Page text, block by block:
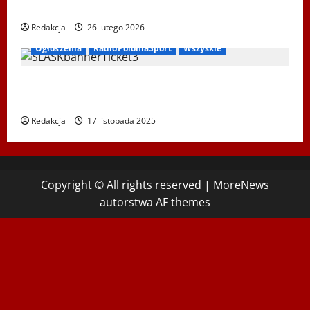
Redakcja
26 lutego 2026
Ogłoszenia
RadioPoloniaSport Wszyskie
Redakcja 17 listopada 2025
Copyright © All rights reserved | MoreNews
autorstwa AF themes